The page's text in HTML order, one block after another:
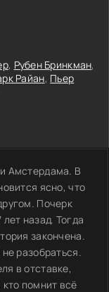
, Рубен Бринкман,
Райан, Пьер
Амстердама. В
ясно, что
Почерк
назад. Тогда
закончена.
разобраться.
в отставке,
помнит всё